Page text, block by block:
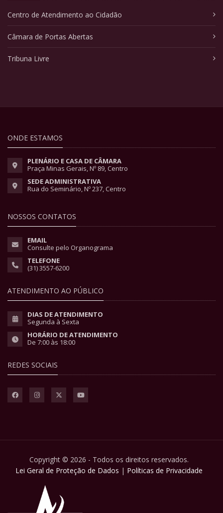
Centro de Atendimento ao Cidadão
Câmara de Portas Abertas
Tribuna Livre
ONDE ESTAMOS
PLENÁRIO E CASA DE CÂMARA
Praça Minas Gerais, Nº 89, Centro
SEDE ADMINISTRATIVA
Rua do Seminário, Nº 237, Centro
NOSSOS CONTATOS
EMAIL
Consulte pelo Organograma
TELEFONE
(31) 3557-6200
ATENDIMENTO AO PÚBLICO
DIAS DE ATENDIMENTO
Segunda à Sexta
HORÁRIO DE ATENDIMENTO
De 7:00 às 18:00
REDES SOCIAIS
Copyright © 2026 - Todos os direitos reservados.
Lei Geral de Proteção de Dados | Políticas de Privacidade